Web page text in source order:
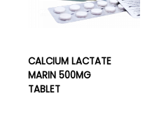
CALCIUM LACTATE
MARIN 500MG
TABLET